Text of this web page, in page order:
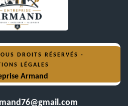
DROITS RÉSERVÉS -
LÉGALES
Armand